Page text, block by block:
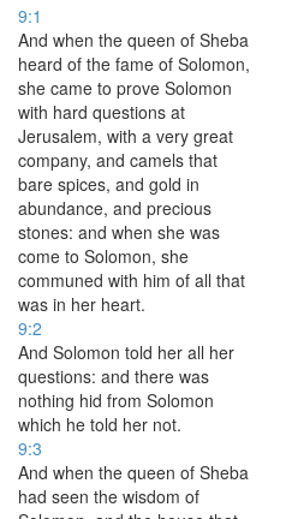
9:1
And when the queen of Sheba
heard of the fame of Solomon,
she came to prove Solomon
with hard questions at
Jerusalem, with a very great
company, and camels that
bare spices, and gold in
abundance, and precious
stones: and when she was
come to Solomon, she
communed with him of all that
was in her heart.
9:2
And Solomon told her all her
questions: and there was
nothing hid from Solomon
which he told her not.
9:3
And when the queen of Sheba
had seen the wisdom of